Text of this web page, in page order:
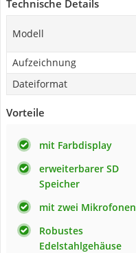
Technische Details
Modell
Aufzeichnung
Dateiformat
Vorteile
mit Farbdisplay
erweiterbarer SD
Speicher
mit zwei Mikrofonen
Robustes
Edelstahlgehäuse